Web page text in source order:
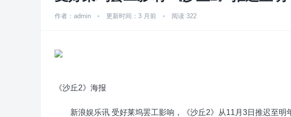
作者：admin • 更新时间：3 月前 • 阅读 322
《沙丘2》海报
新浪娱乐讯 受好莱坞罢工影响，《沙丘2》从11月3日推迟至明